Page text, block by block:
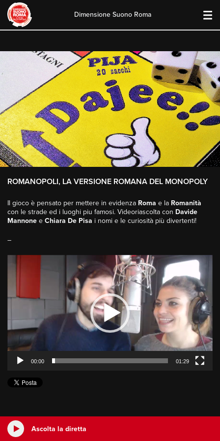
Ascolta la diretta
content
Dimensione Suono Roma
ROMANOPOLI, LA VERSIONE ROMANA DEL MONOPOLY
Il gioco è pensato per mettere in evidenza Roma e la Romanità
con le strade ed i luoghi piu famosi. Videoriascolta con Davide
Mannone e Chiara De Pisa i nomi e le curiosità più divertenti!
–
00:00 01:29